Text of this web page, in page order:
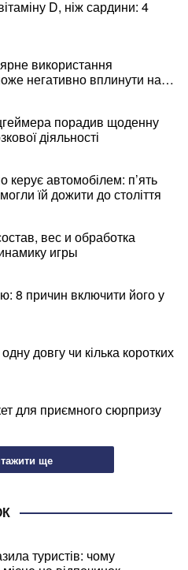
D, ніж сардини: 4
використання
негативно вплинути на
порадив щоденну
діяльності
керує автомобілем: п’ять
їй дожити до століття
вес и обработка
игры
8 причин включити його у
довгу чи кілька коротких
для приємного сюрпризу
ще
туристів: чому